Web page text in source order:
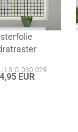
LS-G-030-029
EUR